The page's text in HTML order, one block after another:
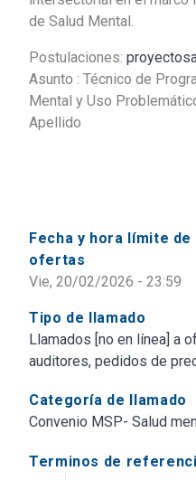
Fecha y hora límite
ofertas
Vie, 20/02/2026 - 23:59
Tipo de llamado
Llamados [no en línea] a
auditores, pedidos de
Categoría de llamado
Convenio MSP- Salud
Terminos de
de Salud Mental.
Postulaciones:
Asunto : Técnico de
Mental y Uso
Apellido